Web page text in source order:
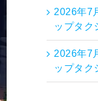
2026年7
ップタク
2026年7
ップタク